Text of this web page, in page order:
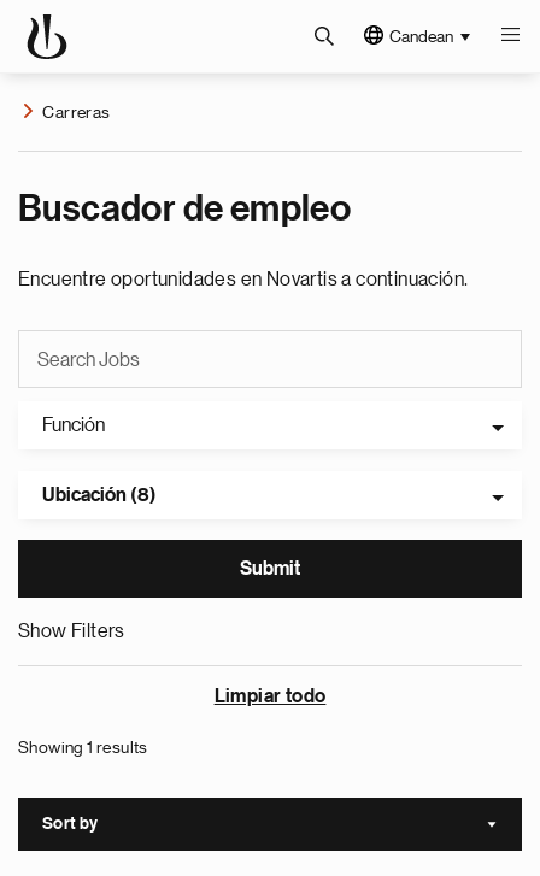
Candean
Carreras
Buscador de empleo
Encuentre oportunidades en Novartis a continuación.
Función
Ubicación (8)
Show Filters
Limpiar todo
Showing 1 results
Sort by Sort